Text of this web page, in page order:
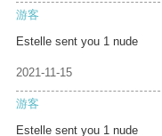
游客
Estelle sent you 1 nude
2021-11-15
游客
Estelle sent you 1 nude